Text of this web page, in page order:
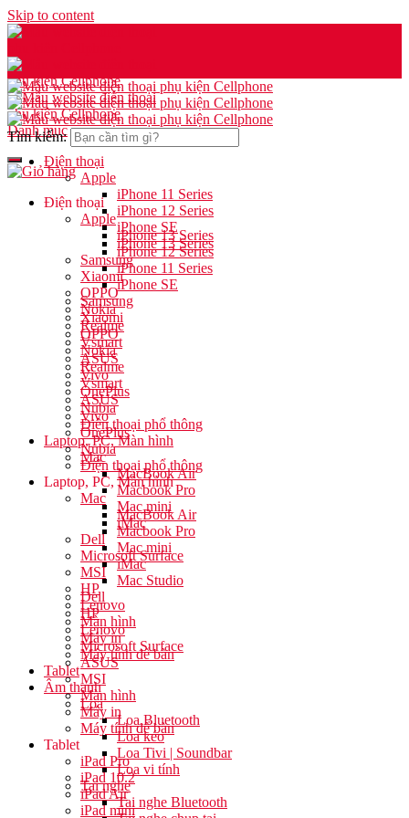
Skip to content
Danh mục
Điện thoại
Apple
iPhone 11 Series
iPhone 12 Series
iPhone SE
iPhone 13 Series
Samsung
Xiaomi
OPPO
Nokia
Realme
Vsmart
ASUS
Vivo
OnePlus
Nubia
Điện thoại phổ thông
Laptop, PC, Màn hình
Mac
MacBook Air
Macbook Pro
Mac mini
iMac
Dell
Microsoft Surface
MSI
HP
Lenovo
Màn hình
Máy in
Máy tính để bàn
Tablet
Âm thanh
Loa
Loa Bluetooth
Loa kéo
Loa Tivi | Soundbar
Loa vi tính
Tai nghe
Tai nghe Bluetooth
Tìm kiếm:
Điện thoại
Apple
iPhone 13 Series
iPhone 12 Series
iPhone 11 Series
iPhone SE
Samsung
Xiaomi
OPPO
Nokia
Realme
Vsmart
ASUS
Vivo
OnePlus
Nubia
Điện thoại phổ thông
Laptop, PC, Màn hình
Mac
MacBook Air
Macbook Pro
Mac mini
iMac
Mac Studio
Dell
HP
Lenovo
Microsoft Surface
ASUS
MSI
Màn hình
Máy in
Máy tính để bàn
Tablet
iPad Pro
iPad 10.2
iPad Air
iPad mini